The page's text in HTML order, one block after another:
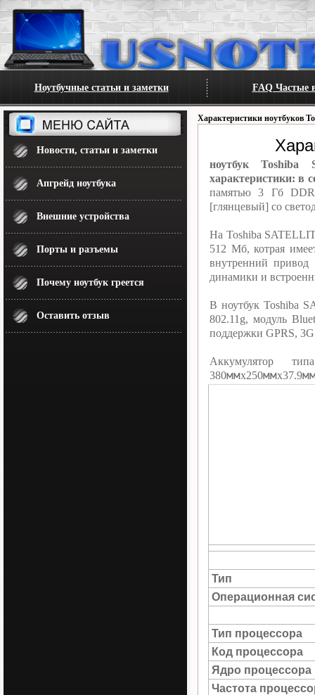
Ноутбучные статьи и заметки FAQ Частые
Новости, статьи и заметки
Апгрейд ноутбука
Внешние устройства
Порты и разъемы
Почему ноутбук греется
Оставить отзыв
Характеристики ноутбуков
ноутбук
характеристики: в
памятью 3 Гб
[глянцевый] со
На Toshiba
512 Мб, котрая
внутренний
динамики и
В ноутбук Toshiba
802.11g, модуль
поддержки GPRS,
Аккумулятор
380ммх250ммх37.9
Тип
Операционная
Тип процессора
Код процессора
Ядро процессора
Частота